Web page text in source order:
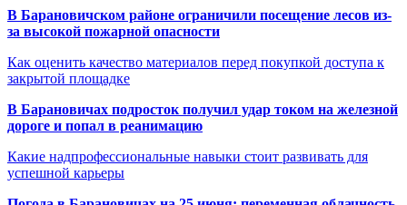
В Барановичском районе ограничили посещение лесов из-
за высокой пожарной опасности
Как оценить качество материалов перед покупкой доступа к
закрытой площадке
В Барановичах подросток получил удар током на железной
дороге и попал в реанимацию
Какие надпрофессиональные навыки стоит развивать для
успешной карьеры